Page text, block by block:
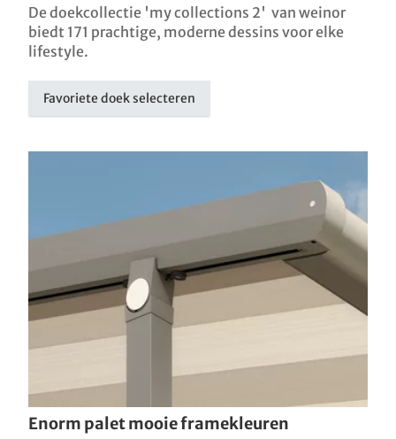
De doekcollectie 'my collections 2' van weinor
biedt 171 prachtige, moderne dessins voor elke
lifestyle.
Favoriete doek selecteren
Enorm palet mooie framekleuren